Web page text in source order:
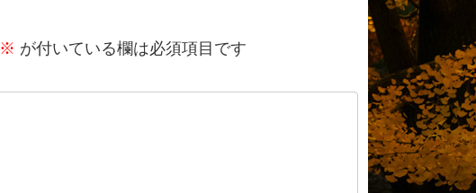
※ が付いている欄は必須項目です